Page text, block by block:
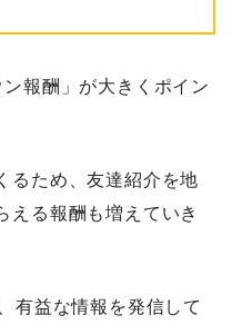
報酬」が大きくポイン
るため、友達紹介を地
える報酬も増えていき
有益な情報を発信して